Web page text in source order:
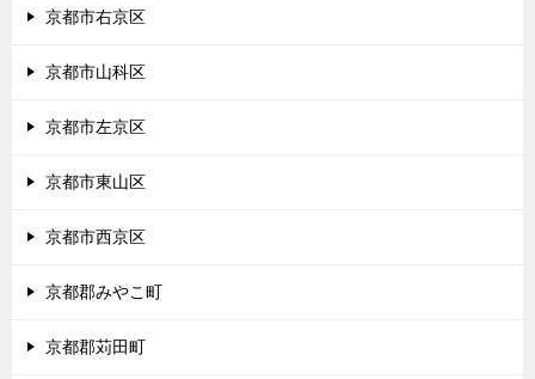
京都市右京区
京都市山科区
京都市左京区
京都市東山区
京都市西京区
京都郡みやこ町
京都郡苅田町